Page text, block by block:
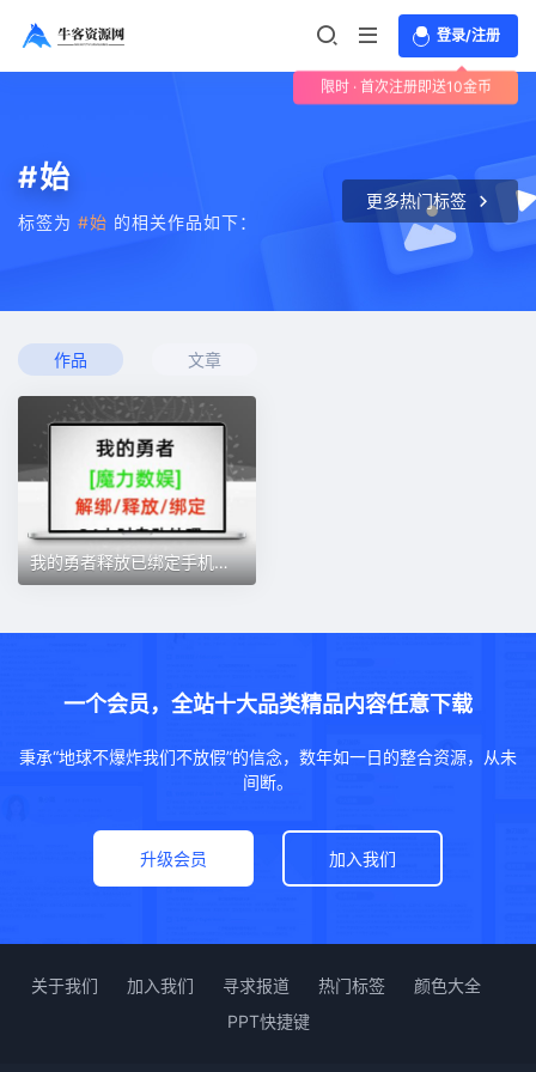
登录/注册
限时 · 首次注册即送10金币
#始
标签为 #始 的相关作品如下：
更多热门标签
作品 文章
我的勇者释放已绑定手机换号刷初始魔力数娱释放已占用新账号
一个会员，全站十大品类精品内容任意下载
秉承“地球不爆炸我们不放假”的信念，数年如一日的整合资源，从未
间断。
升级会员 加入我们
关于我们 加入我们 寻求报道 热门标签
颜色大全
PPT快捷键